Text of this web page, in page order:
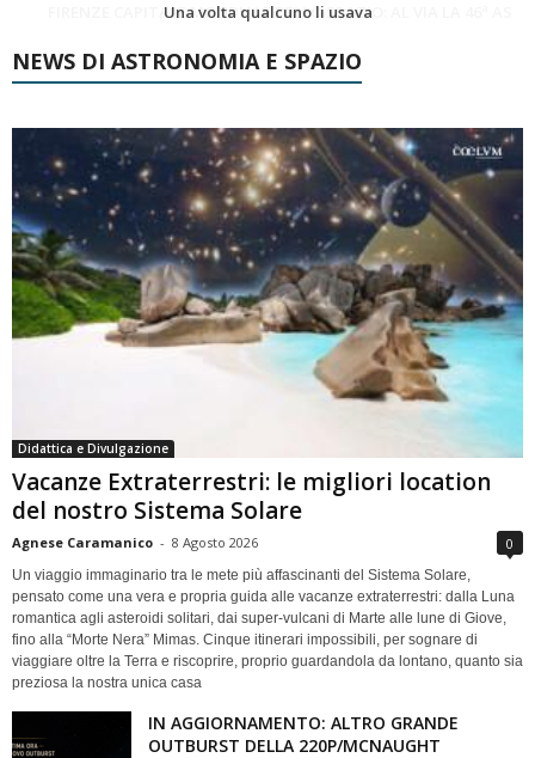
Cielo del Mese di Agosto 2026
NEWS DI ASTRONOMIA E SPAZIO
Didattica e Divulgazione
Vacanze Extraterrestri: le migliori location
del nostro Sistema Solare
Agnese Caramanico - 8 Agosto 2026 0
Un viaggio immaginario tra le mete più affascinanti del Sistema Solare,
pensato come una vera e propria guida alle vacanze extraterrestri: dalla Luna
romantica agli asteroidi solitari, dai super-vulcani di Marte alle lune di Giove,
fino alla “Morte Nera” Mimas. Cinque itinerari impossibili, per sognare di
viaggiare oltre la Terra e riscoprire, proprio guardandola da lontano, quanto sia
preziosa la nostra unica casa
IN AGGIORNAMENTO: ALTRO GRANDE
OUTBURST DELLA 220P/MCNAUGHT